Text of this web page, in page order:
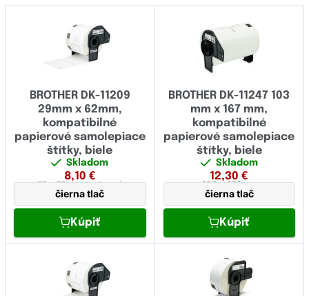
BROTHER DK-11209
29mm x 62mm,
kompatibilné
papierové samolepiace
štítky, biele
Skladom
8,10 €
62 x 29 mmpapierová
čierna tlač
Kúpiť
BROTHER DK-11247 103
mm x 167 mm,
kompatibilné
papierové samolepiace
štítky, biele
Skladom
12,30 €
103 x 167 mm
čierna tlač
Kúpiť